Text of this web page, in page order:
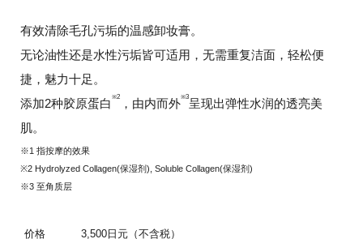
有效清除毛孔污垢的温感卸妆膏。
无论油性还是水性污垢皆可适用，无需重复洁面，轻松便
捷，魅力十足。
添加2种胶原蛋白 ※2 ，由内而外※3呈现出弹性水润的透亮美
肌。
※1 指按摩的效果
※2 Hydrolyzed Collagen(保湿剂), Soluble Collagen(保湿剂)
※3 至角质层
价格
3,500日元（不含税）